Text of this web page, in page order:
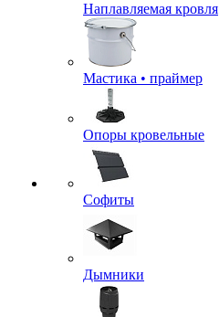
Наплавляемая кровля
Мастика • праймер
Опоры кровельные
Софиты
Дымники